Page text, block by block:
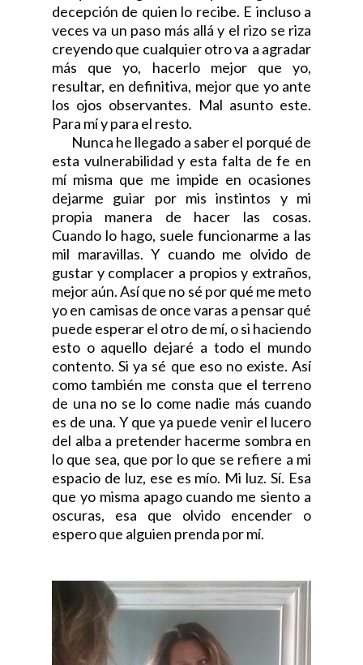
decepción de quien lo recibe. E incluso a
veces va un paso más allá y el rizo se riza
creyendo que cualquier otro va a agradar
más que yo, hacerlo mejor que yo,
resultar, en definitiva, mejor que yo ante
los ojos observantes. Mal asunto este.
Para mí y para el resto.
Nunca he llegado a saber el porqué de
esta vulnerabilidad y esta falta de fe en
mí misma que me impide en ocasiones
dejarme guiar por mis instintos y mi
propia manera de hacer las cosas.
Cuando lo hago, suele funcionarme a las
mil maravillas. Y cuando me olvido de
gustar y complacer a propios y extraños,
mejor aún. Así que no sé por qué me meto
yo en camisas de once varas a pensar qué
puede esperar el otro de mí, o si haciendo
esto o aquello dejaré a todo el mundo
contento. Si ya sé que eso no existe. Así
como también me consta que el terreno
de una no se lo come nadie más cuando
es de una. Y que ya puede venir el lucero
del alba a pretender hacerme sombra en
lo que sea, que por lo que se refiere a mi
espacio de luz, ese es mío. Mi luz. Sí. Esa
que yo misma apago cuando me siento a
oscuras, esa que olvido encender o
espero que alguien prenda por mí.